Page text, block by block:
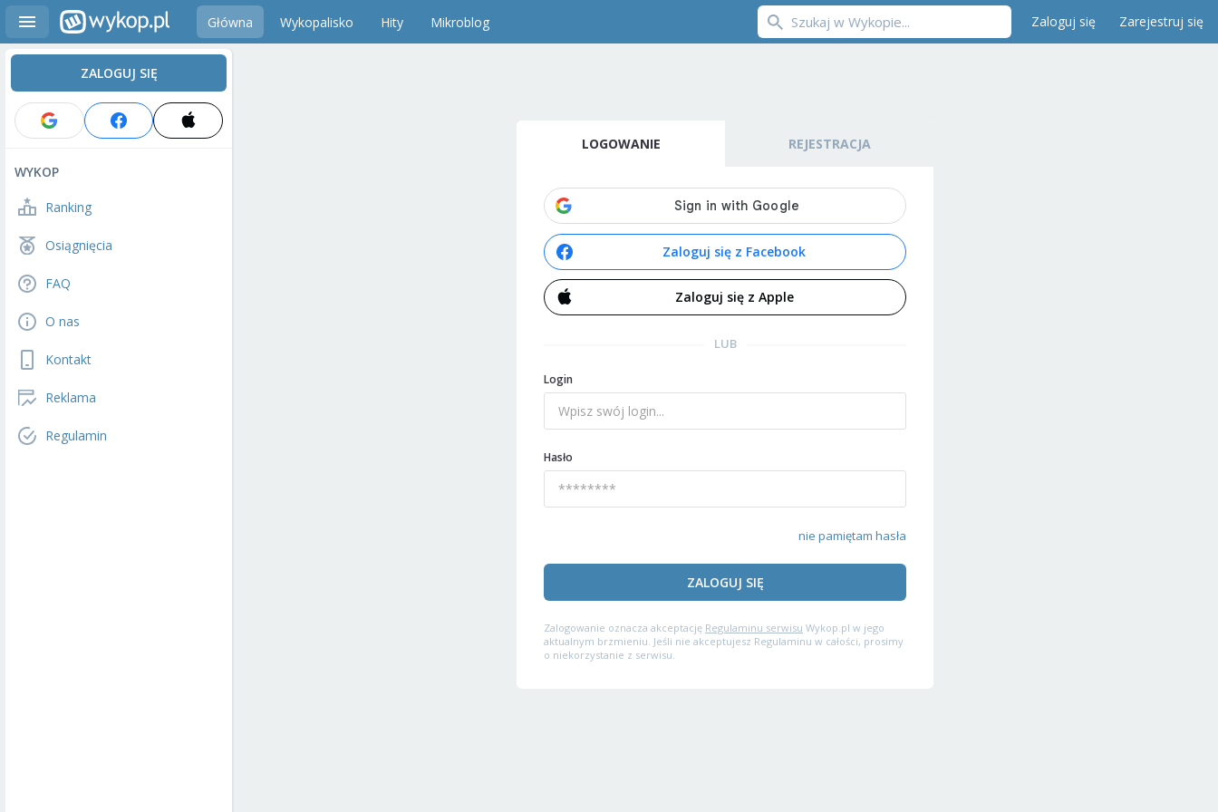
Główna Wykopalisko Hity Mikroblog Zaloguj się Zarejestruj się
ZALOGUJ SIĘ
WYKOP
Ranking
Osiągnięcia
FAQ
O nas
Kontakt
Reklama
Regulamin
LOGOWANIE REJESTRACJA
Zaloguj się z Facebook
Zaloguj się z Apple
LUB
Login
Hasło
nie pamiętam hasła
ZALOGUJ SIĘ
Zalogowanie oznacza akceptację Regulaminu serwisu Wykop.pl w jego
aktualnym brzmieniu. Jeśli nie akceptujesz Regulaminu w całości, prosimy
o niekorzystanie z serwisu.